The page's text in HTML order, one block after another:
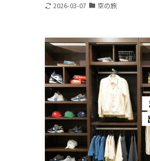
2026-03-07 空の旅